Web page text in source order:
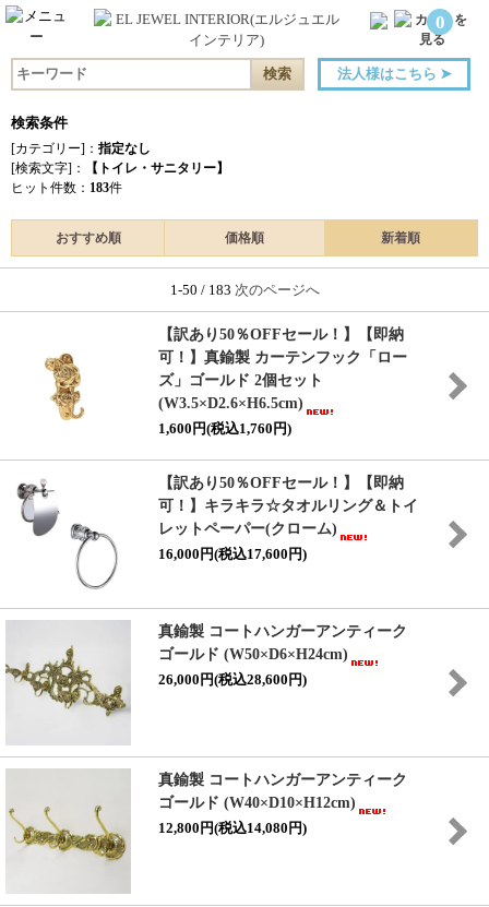
0
法人様はこちら ➤
検索条件
[カテゴリー]： 指定なし
[検索文字]：
【トイレ・サニタリー】
ヒット件数： 183件
おすすめ順 価格順 新着順
1-50 / 183 次のページへ
【訳あり50％OFFセール！】【即納
可！】真鍮製 カーテンフック「ロー
ズ」ゴールド 2個セット
(W3.5×D2.6×H6.5cm)
1,600円(税込1,760円)
【訳あり50％OFFセール！】【即納
可！】キラキラ☆タオルリング＆トイ
レットペーパー(クローム)
16,000円(税込17,600円)
真鍮製 コートハンガーアンティーク
ゴールド (W50×D6×H24cm)
26,000円(税込28,600円)
真鍮製 コートハンガーアンティーク
ゴールド (W40×D10×H12cm)
12,800円(税込14,080円)